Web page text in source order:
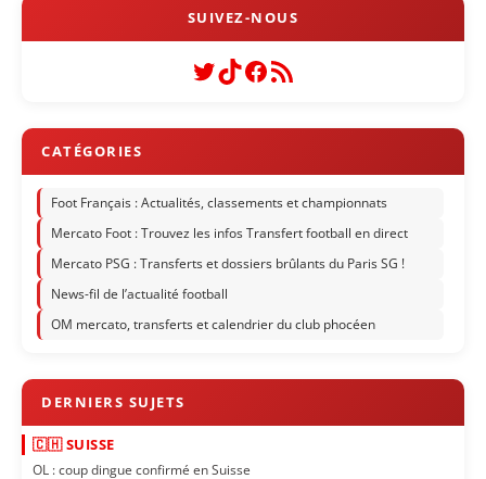
Twitter
TikTok
Facebook
Flux RSS
Foot Français : Actualités, classements et championnats
Mercato Foot : Trouvez les infos Transfert football en direct
Mercato PSG : Transferts et dossiers brûlants du Paris SG !
News-fil de l’actualité football
OM mercato, transferts et calendrier du club phocéen
🇨🇭 SUISSE
OL : coup dingue confirmé en Suisse